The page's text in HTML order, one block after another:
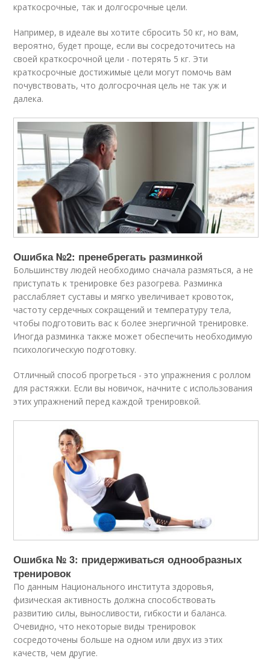
краткосрочные, так и долгосрочные цели.
Например, в идеале вы хотите сбросить 50 кг, но вам,
вероятно, будет проще, если вы сосредоточитесь на
своей краткосрочной цели - потерять 5 кг. Эти
краткосрочные достижимые цели могут помочь вам
почувствовать, что долгосрочная цель не так уж и
далека.
Ошибка №2: пренебрегать разминкой
Большинству людей необходимо сначала размяться, а не
приступать к тренировке без разогрева. Разминка
расслабляет суставы и мягко увеличивает кровоток,
частоту сердечных сокращений и температуру тела,
чтобы подготовить вас к более энергичной тренировке.
Иногда разминка также может обеспечить необходимую
психологическую подготовку.
Отличный способ прогреться - это упражнения с роллом
для растяжки. Если вы новичок, начните с использования
этих упражнений перед каждой тренировкой.
Ошибка № 3: придерживаться однообразных
тренировок
По данным Национального института здоровья,
физическая активность должна способствовать
развитию силы, выносливости, гибкости и баланса.
Очевидно, что некоторые виды тренировок
сосредоточены больше на одном или двух из этих
качеств, чем другие.